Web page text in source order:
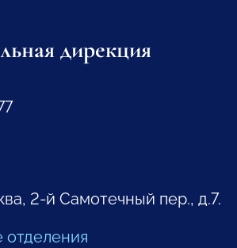
дирекция
2-й Самотечный пер., д.7.
отделения